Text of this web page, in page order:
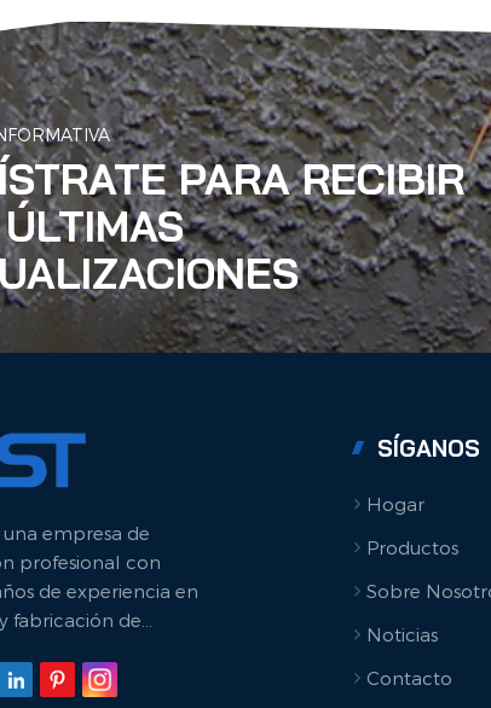
PARA RECIBIR
una empresa de
profesional con
de experiencia en
fabricación de
SÍGANOS
Hogar
Productos
Sobre
Noticias
Contacto